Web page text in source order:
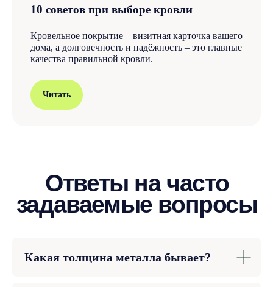
10 советов при выборе кровли
Кровельное покрытие – визитная карточка вашего
дома, а долговечность и надёжность – это главные
качества правильной кровли.
Читать
Какая толщина металла бывает?